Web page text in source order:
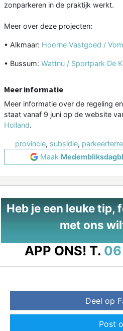
zonparkeren in de praktijk werkt.
Meer over deze projecten:
• Alkmaar: Hoorne Vastgoed /
• Bussum: Wattnu / Sportpark De
Meer informatie
Meer informatie over de regeling
staat vanaf 9 juni op de website
Holland.
provincie, subsidie,
Maak
Heb je een leuke tip,
met ons
APP ONS! T. 06
Deel op
Post